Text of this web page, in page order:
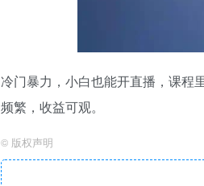
冷门暴力，小白也能开直播，课程
频繁，收益可观。
© 版权声明